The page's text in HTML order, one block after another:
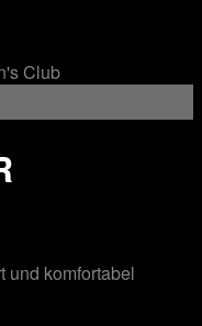
Club
und komfortabel